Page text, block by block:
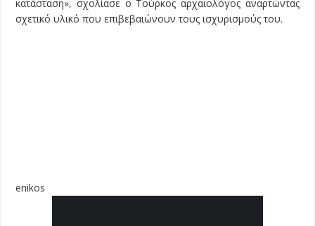
κατάσταση», σχολίασε ο Τούρκος αρχαιολόγος αναρτώντας
σχετικό υλικό που επιβεβαιώνουν τους ισχυρισμούς του.
enikos